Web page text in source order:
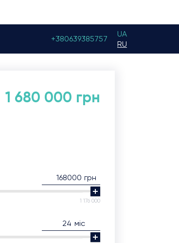
+380639385757
UA
RU
1 680 000 грн
грн
1 176 000
міс